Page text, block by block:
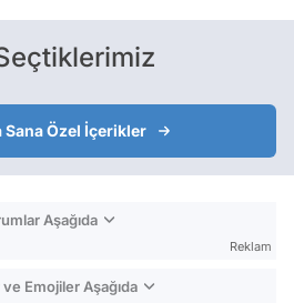
Sana Özel İçerikler
Aşağıda
Reklam
Emojiler Aşağıda